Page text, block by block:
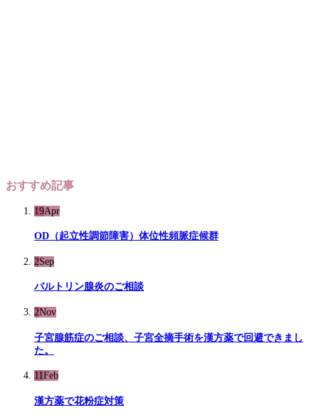
おすすめ記事
19Apr
OD（起立性調節障害）体位性頻脈症候群
2Sep
バルトリン腺炎のご相談
2Nov
子宮腺筋症のご相談、子宮全摘手術を漢方薬で回避できまし
た。
11Feb
漢方薬で花粉症対策